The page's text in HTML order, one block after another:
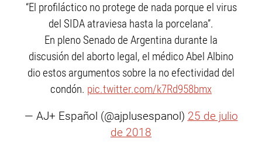
“El profiláctico no protege de nada porque el virus
del SIDA atraviesa hasta la porcelana”.
En pleno Senado de Argentina durante la
discusión del aborto legal, el médico Abel Albino
dio estos argumentos sobre la no efectividad del
condón. pic.twitter.com/k7Rd958bmx
— AJ+ Español (@ajplusespanol) 25 de julio
de 2018